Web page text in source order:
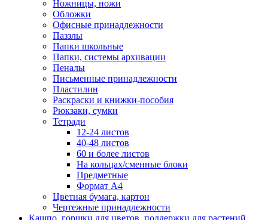
Ножницы, ножи
Обложки
Офисные принадлежности
Паззлы
Папки школьные
Папки, системы архивации
Пеналы
Письменные принадлежности
Пластилин
Раскраски и книжки-пособия
Рюкзаки, сумки
Тетради
12-24 листов
40-48 листов
60 и более листов
На кольцах/сменные блоки
Предметные
Формат А4
Цветная бумага, картон
Чертежные принадлежности